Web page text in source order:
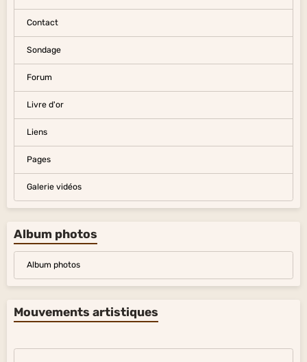
Contact
Sondage
Forum
Livre d'or
Liens
Pages
Galerie vidéos
Album photos
Album photos
Mouvements artistiques